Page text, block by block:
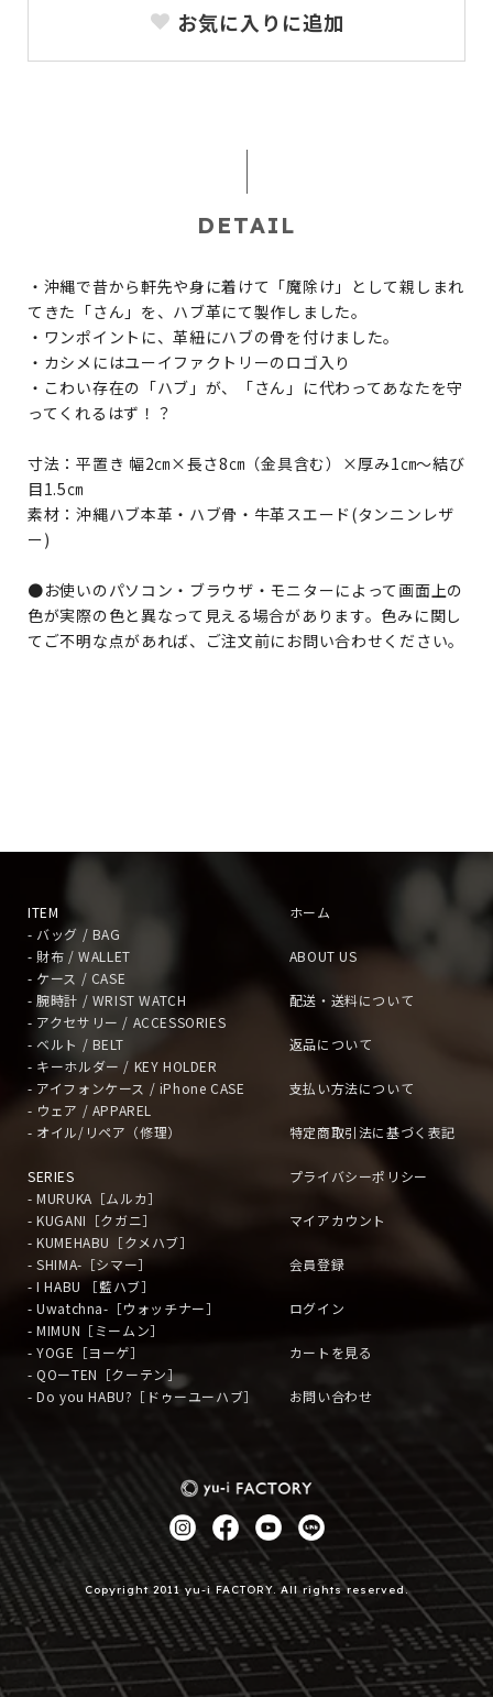
お気に入りに追加
DETAIL
・沖縄で昔から軒先や身に着けて「魔除け」として親しまれ
てきた「さん」を、ハブ革にて製作しました。
・ワンポイントに、革紐にハブの骨を付けました。
・カシメにはユーイファクトリーのロゴ入り
・こわい存在の「ハブ」が、「さん」に代わってあなたを守
ってくれるはず！？
寸法：平置き 幅2㎝×長さ8㎝（金具含む）×厚み1㎝～結び
目1.5㎝
素材：沖縄ハブ本革・ハブ骨・牛革スエード(タンニンレザ
ー)
●お使いのパソコン・ブラウザ・モニターによって画面上の
色が実際の色と異なって見える場合があります。色みに関し
てご不明な点があれば、ご注文前にお問い合わせください。
ITEM
- バッグ / BAG
- 財布 / WALLET
- ケース / CASE
- 腕時計 / WRIST WATCH
- アクセサリー / ACCESSORIES
- ベルト / BELT
- キーホルダー / KEY HOLDER
- アイフォンケース / iPhone CASE
- ウェア / APPAREL
- オイル/リペア（修理）
SERIES
- MURUKA［ムルカ］
- KUGANI［クガニ］
- KUMEHABU［クメハブ］
- SHIMA-［シマー］
- I HABU ［藍ハブ］
- Uwatchna-［ウォッチナー］
- MIMUN［ミームン］
- YOGE［ヨーゲ］
- QOーTEN［クーテン］
- Do you HABU?［ドゥーユーハブ］
ホーム
ABOUT US
配送・送料について
返品について
支払い方法について
特定商取引法に基づく表記
プライバシーポリシー
マイアカウント
会員登録
ログイン
カートを見る
お問い合わせ
Copyright 2011 yu-i FACTORY. All rights reserved.